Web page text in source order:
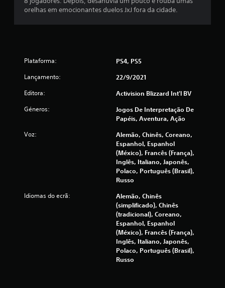
u
m
m
á
x
d
orelhas em emocionantes duelos JxJ fora da cidade.
Plataforma: PS4, PS5
Lançamento: 22/9/2021
Editora: Activision Blizzard Int'l BV
Géneros:
Jogos De Interpretação De
Papéis, Aventura, Ação
Voz:
Alemão, Chinês, Coreano,
Espanhol, Espanhol
(México), Francês (França),
Inglês, Italiano, Japonês,
Polaco, Português (Brasil),
Russo
Idiomas do ecrã:
Alemão, Chinês
(simplificado), Chinês
(tradicional), Coreano,
Espanhol, Espanhol
(México), Francês (França),
Inglês, Italiano, Japonês,
Polaco, Português (Brasil),
Russo